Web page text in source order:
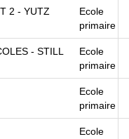
2 - YUTZ
Ecole
primaire
- STILL
Ecole
primaire
Ecole
primaire
Ecole